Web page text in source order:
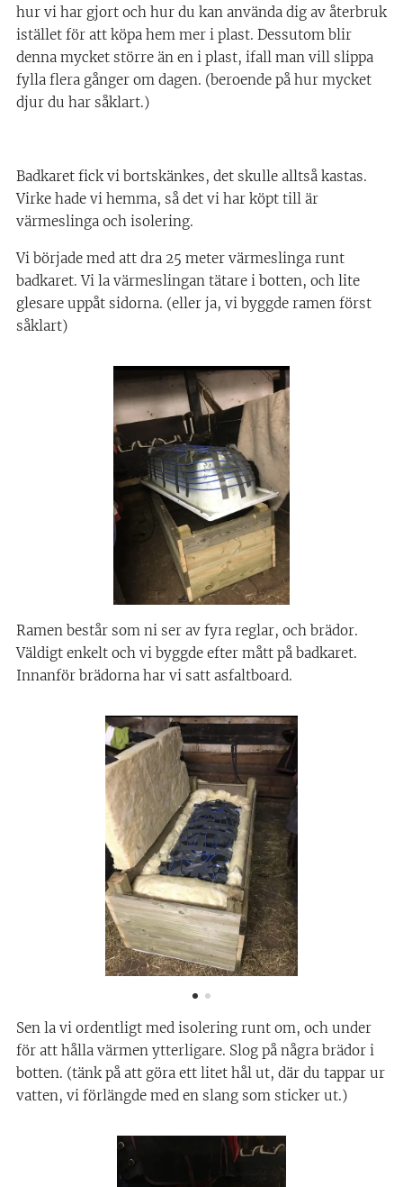
hur vi har gjort och hur du kan använda dig av återbruk
istället för att köpa hem mer i plast. Dessutom blir
denna mycket större än en i plast, ifall man vill slippa
fylla flera gånger om dagen. (beroende på hur mycket
djur du har såklart.)
Badkaret fick vi bortskänkes, det skulle alltså kastas.
Virke hade vi hemma, så det vi har köpt till är
värmeslinga och isolering.
Vi började med att dra 25 meter värmeslinga runt
badkaret. Vi la värmeslingan tätare i botten, och lite
glesare uppåt sidorna. (eller ja, vi byggde ramen först
såklart)
Ramen består som ni ser av fyra reglar, och brädor.
Väldigt enkelt och vi byggde efter mått på badkaret.
Innanför brädorna har vi satt asfaltboard.
Sen la vi ordentligt med isolering runt om, och under
för att hålla värmen ytterligare. Slog på några brädor i
botten. (tänk på att göra ett litet hål ut, där du tappar ur
vatten, vi förlängde med en slang som sticker ut.)